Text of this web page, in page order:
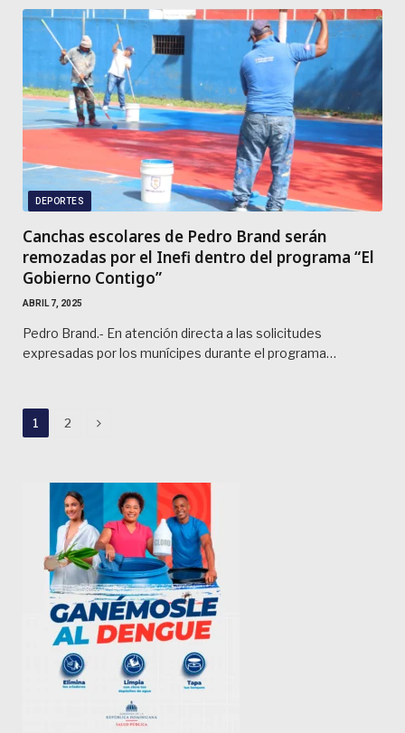
DEPORTES
Canchas escolares de Pedro Brand serán
remozadas por el Inefi dentro del programa “El
Gobierno Contigo”
ABRIL 7, 2025
Pedro Brand.- En atención directa a las solicitudes
expresadas por los munícipes durante el programa…
1 2 Next